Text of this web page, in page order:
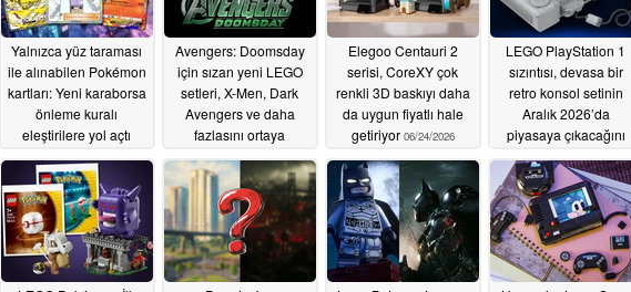
Yalnızca yüz taraması
ile alınabilen Pokémon
kartları: Yeni karaborsa
önleme kuralı
eleştirilere yol açtı
07/28/2026
Avengers: Doomsday
için sızan yeni LEGO
setleri, X-Men, Dark
Avengers ve daha
fazlasını ortaya
07/17/2026
Elegoo Centauri 2
serisi, CoreXY çok
renkli 3D baskıyı daha
da uygun fiyatlı hale
getiriyor 06/24/2026
LEGO PlayStation 1
sızıntısı, devasa bir
retro konsol setinin
Aralık 2026’da
piyasaya çıkacağını
06/22/2026